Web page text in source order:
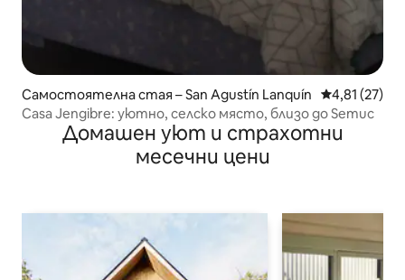
Самостоятелна стая – San Agustín Lanquín Средна
4,81 (27)
Casa Jengibre: уютно, селско място, близо до Semuc
Домашен уют и страхотни
месечни цени